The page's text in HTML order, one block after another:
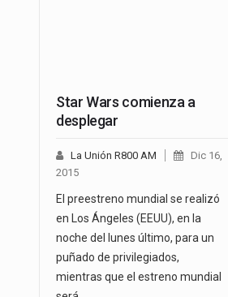
Star Wars comienza a
desplegar
La Unión R800 AM
Dic 16,
2015
El preestreno mundial se realizó
en Los Ángeles (EEUU), en la
noche del lunes último, para un
puñado de privilegiados,
mientras que el estreno mundial